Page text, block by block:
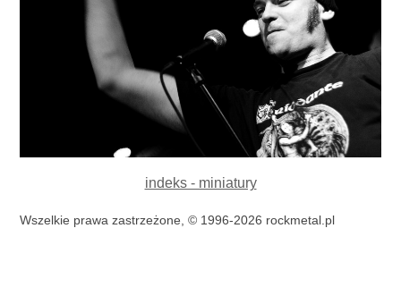
indeks - miniatury
Wszelkie prawa zastrzeżone, © 1996-2026 rockmetal.pl